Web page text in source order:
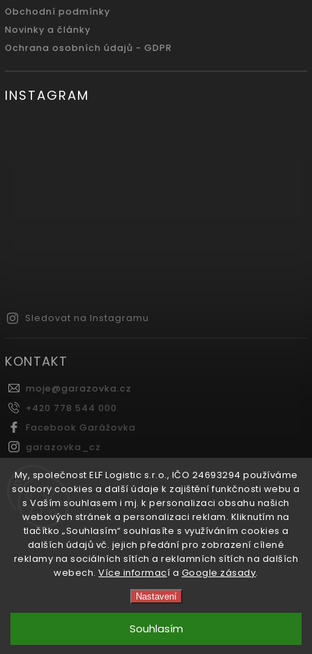
My, společnost ELF Logistic s.r.o., IČO 24693294 používáme
soubory cookies a další údaje k zajištění funkčnosti webu a
s Vaším souhlasem i mj. k personalizaci obsahu našich
webových stránek a personalizaci reklam. Kliknutím na
tlačítko „Souhlasím“ souhlasíte s využíváním cookies a
dalších údajů vč. jejich předání pro zobrazení cílené
reklamy na sociálních sítích a reklamních sítích na dalších
webech.Více informací a Google zásady.
Nastavení
Souhlasím
Obchodní podmínky
Novinky a články
Ochrana osobních údajů - GDPR
INSTAGRAM
Sledovat na Instagramu
KONTAKT
moje@garazovka.cz
+420 778 544 000
Facebook Garážovka
garazovka_cz
FACEBOOK
Copyright 2026Garážovka.cz. Všechna práva vyhrazena.
Shoptet| Design